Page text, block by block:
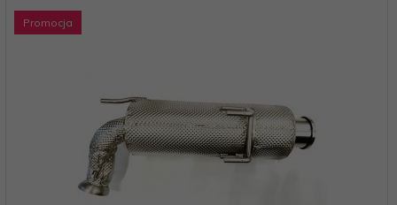
Promocja